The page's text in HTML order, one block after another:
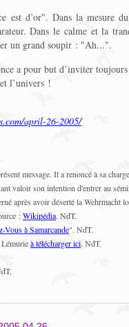
d’or". Dans la mesure
Dans le calme et la
un grand soupir : "Ah...".
a pour but d’inviter
l’univers !
april-26-2005/
message. Il a renoncé à sa
valoir son intention d'entrer au
après avoir déserté la Wehrmacht
:Wikipédia. NdT.
Vous à Samarcande". NdT.
à télécharger ici. NdT.